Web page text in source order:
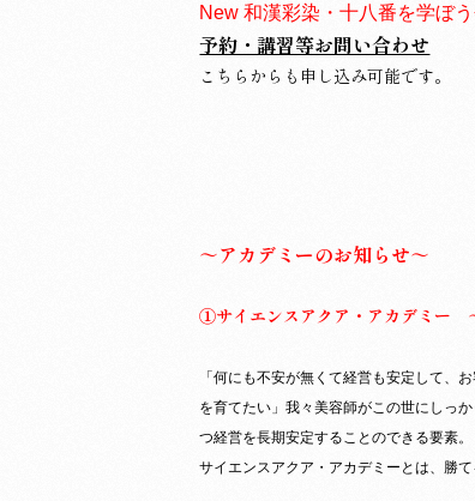
New 和漢彩染・十八番を学ぼう
予約・講習等お問い合わせ
こちらからも申し込み可能です。
～アカデミーのお知らせ～
①サイエンスアクア・アカデミー
「何にも不安が無くて経営も安定して、
を育てたい」我々美容師がこの世にしっ
つ経営を長期安定することのできる要素。
サイエンスアクア・アカデミーとは、勝